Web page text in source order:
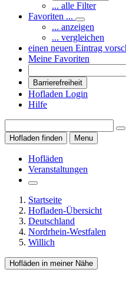
... alle Filter
Favoriten ...
... anzeigen
... vergleichen
einen neuen Eintrag
Meine Favoriten
Barrierefreiheit
Hofladen Login
Hilfe
Hofladen finden
Menu
Hofläden
Veranstaltungen
Startseite
Hofladen-Übersicht
Deutschland
Nordrhein-Westfalen
Willich
Hofläden in meiner Nähe